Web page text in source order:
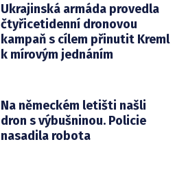
Ukrajinská armáda provedla
čtyřicetidenní dronovou
kampaň s cílem přinutit Kreml
k mírovým jednáním
Na německém letišti našli
dron s výbušninou. Policie
nasadila robota